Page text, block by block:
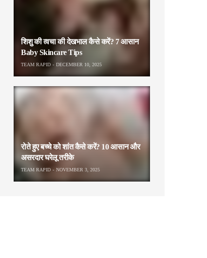
शिशु की त्वचा की देखभाल कैसे करें? 7 आसान
Baby Skincare Tips
TEAM RAPID DECEMBER 10, 2025
रोते हुए बच्चे को शांत कैसे करें? 10 आसान और
असरदार घरेलू तरीके
TEAM RAPID NOVEMBER 3, 2025